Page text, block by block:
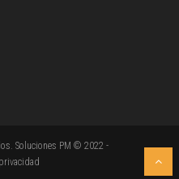
Soluciones PM © 2022 -